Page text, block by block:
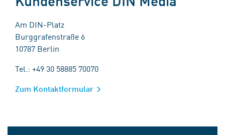
Am DIN-Platz
Burggrafenstraße 6
10787 Berlin
Tel.: +49 30 58885 70070
Zum Kontaktformular